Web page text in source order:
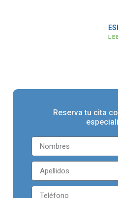
Reserva tu cita